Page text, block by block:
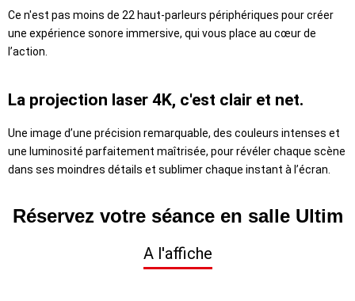
Ce n'est pas moins de 22 haut-parleurs périphériques pour créer
une expérience sonore immersive, qui vous place au cœur de
l’action.
La projection laser 4K, c'est clair et net.
Une image d’une précision remarquable, des couleurs intenses et
une luminosité parfaitement maîtrisée, pour révéler chaque scène
dans ses moindres détails et sublimer chaque instant à l’écran.
Réservez votre séance en salle Ultim
A l'affiche